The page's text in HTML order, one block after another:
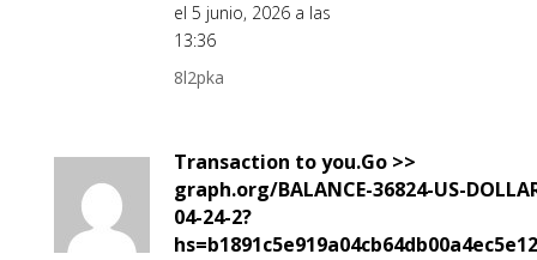
el 5 junio, 2026 a las
13:36
8l2pka
Transaction to you.Go >>
graph.org/BALANCE-36824-US-
04-24-2?